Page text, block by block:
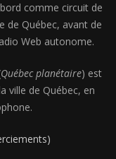
comme circuit de
de Québec, avant de
Web autonome.
Québec planétaire) est
ville de Québec, en